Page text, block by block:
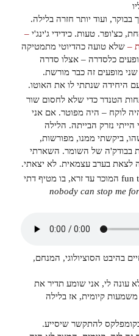
ועוד יותר חזרה בלילה.
כצ'ופר. טעות. כידידי ג'ינג'י–
– שלא טועה כהדיוטי מתמטיקה
כלסדרה – אצלו סדרה
מופעים זה כבר מורשת.
היחידה שנתתי לו את האוטו.
הטנדר כדי שלא לחסום שור
לוקח – היה מפוטר. אם אני
הייתי נזרק הבייתה. הלילה
ביקשתי ממנו, מפורשות,
בבודק'ה של השומר. השארתי
לצאת בערב עצמאית. לא יצאתי.
חייגתי אליו – האזנתי ל– fun tone המוכר עד זרא, בו מטיף דתי
nobody can stop me
בהיבט הסוציולוגי, המנחם,
לא עונה לי, אני שומע תדיר את
קיומית, אז בלילה
להתקשר שיסייע.